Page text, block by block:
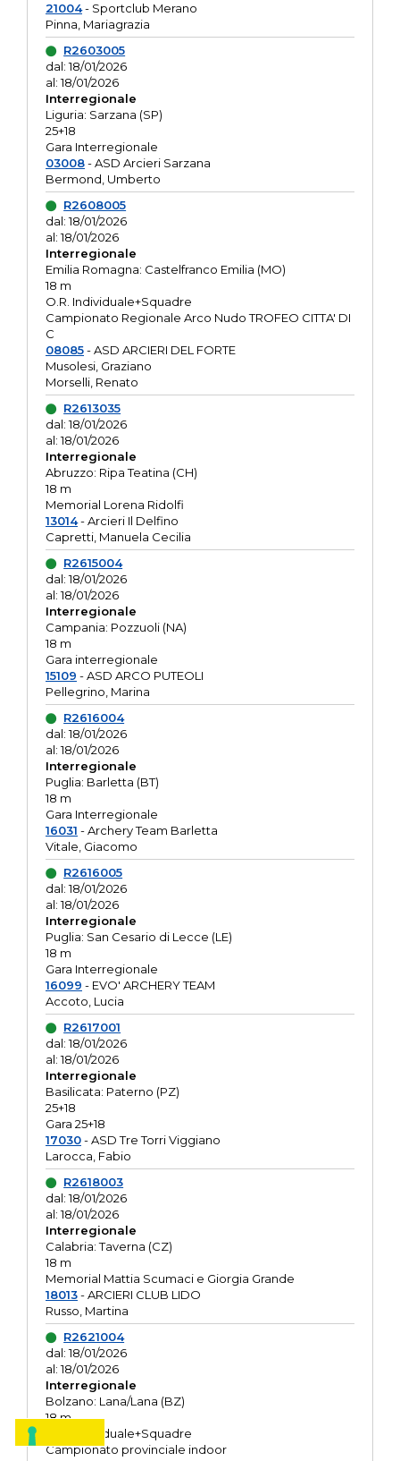
21004- Sportclub Merano
Pinna, Mariagrazia
R2603005
dal: 18/01/2026
al: 18/01/2026
Interregionale
Liguria: Sarzana (SP)
25+18
Gara Interregionale
03008- ASD Arcieri Sarzana
Bermond, Umberto
R2608005
dal: 18/01/2026
al: 18/01/2026
Interregionale
Emilia Romagna: Castelfranco Emilia (MO)
18 m
O.R. Individuale+Squadre
Campionato Regionale Arco Nudo TROFEO CITTA' DI
C
08085- ASD ARCIERI DEL FORTE
Musolesi, Graziano
Morselli, Renato
R2613035
dal: 18/01/2026
al: 18/01/2026
Interregionale
Abruzzo: Ripa Teatina (CH)
18 m
Memorial Lorena Ridolfi
13014- Arcieri Il Delfino
Capretti, Manuela Cecilia
R2615004
dal: 18/01/2026
al: 18/01/2026
Interregionale
Campania: Pozzuoli (NA)
18 m
Gara interregionale
15109 - ASD ARCO PUTEOLI
Pellegrino, Marina
R2616004
dal: 18/01/2026
al: 18/01/2026
Interregionale
Puglia: Barletta (BT)
18 m
Gara Interregionale
16031 - Archery Team Barletta
Vitale, Giacomo
R2616005
dal: 18/01/2026
al: 18/01/2026
Interregionale
Puglia: San Cesario di Lecce (LE)
18 m
Gara Interregionale
16099 - EVO' ARCHERY TEAM
Accoto, Lucia
R2617001
dal: 18/01/2026
al: 18/01/2026
Interregionale
Basilicata: Paterno (PZ)
25+18
Gara 25+18
17030- ASD Tre Torri Viggiano
Larocca, Fabio
R2618003
dal: 18/01/2026
al: 18/01/2026
Interregionale
Calabria: Taverna (CZ)
18 m
Memorial Mattia Scumaci e Giorgia Grande
18013- ARCIERI CLUB LIDO
Russo, Martina
R2621004
dal: 18/01/2026
al: 18/01/2026
Interregionale
Bolzano: Lana/Lana (BZ)
18 m
O.R. Individuale+Squadre
Campionato provinciale indoor